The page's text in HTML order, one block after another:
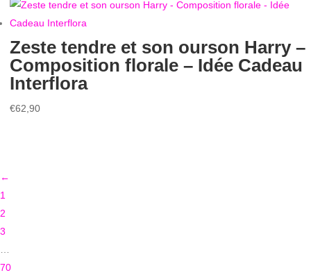
Zeste tendre et son ourson Harry –
Composition florale – Idée Cadeau
Interflora
€62,90
←
1
2
3
70